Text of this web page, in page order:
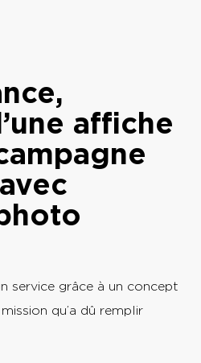
affiche
service grâce à un concept
qu’a dû remplir